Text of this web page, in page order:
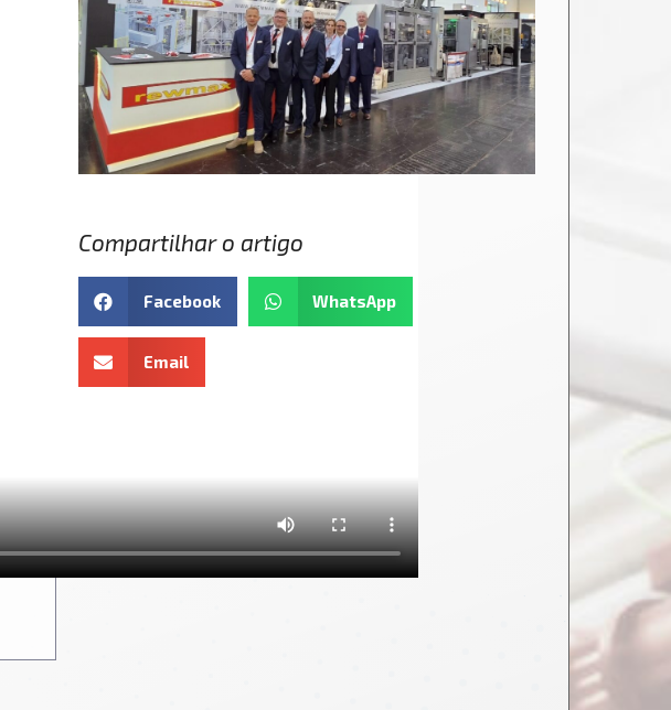
Compartilhar o artigo
Facebook WhatsApp
Email